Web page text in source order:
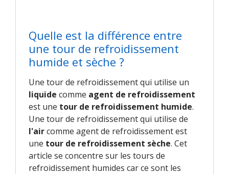
Quelle est la différence entre
une tour de refroidissement
humide et sèche ?
Une tour de refroidissement qui utilise un
liquide comme agent de refroidissement
est une tour de refroidissement humide.
Une tour de refroidissement qui utilise de
l'aircomme agent de refroidissement est
une tour de refroidissement sèche. Cet
article se concentre sur les tours de
refroidissement humides car ce sont les